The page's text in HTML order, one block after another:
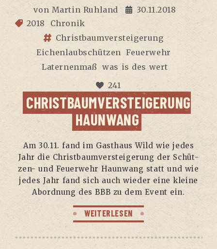
von Martin Ruhland
30.11.2018
2018
Chronik
Christbaumversteigerung
Eichenlaubschützen
Feuerwehr
Laternenmaß
was is des wert
241
CHRIST­BAUM­VER­STEI­GE­RUNG
HAUNWANG
Am 30.11. fand im Gast­haus Wild wie jedes
Jahr die Christ­baum­ver­stei­ge­rung der Schüt­
zen- und Feu­er­wehr Haun­wang statt und wie
jedes Jahr fand sich auch wie­der eine klei­ne
Abord­nung des BBB zu dem Event ein.
WEITERLESEN